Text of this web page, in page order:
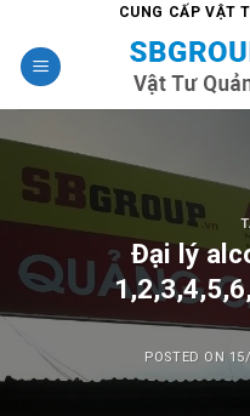
content
CUNG CẤP VẬT
Đại lý
POSTED ON